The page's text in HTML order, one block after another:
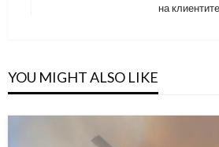
на
YOU MIGHT ALSO LIKE